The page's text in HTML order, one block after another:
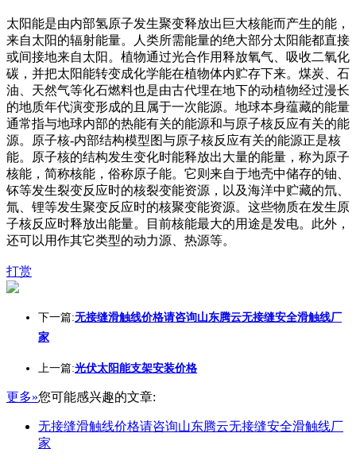
太阳能是由内部氢原子发生聚变释放出巨大核能而产生的能，
来自太阳的辐射能量。人类所需能量的绝大部分太阳能都直接
或间接地来自太阳。植物通过光合作用释放氧气、吸收二氧化
碳，并把太阳能转变成化学能在植物体内贮存下来。煤炭、石
油、天然气等化石燃料也是由古代埋在地下的动植物经过漫长
的地质年代演变形成的且属于一次能源。地球本身蕴藏的能量
通常指与地球内部的热能有关的能源和与原子核反应有关的能
源。原子核-内部结构模型图与原子核反应有关的能源正是核
能。原子核的结构发生变化时能释放出大量的能量，称为原子
核能，简称核能，俗称原子能。它则来自于地壳中储存的铀、
钚等发生裂变反应时的核裂变能资源，以及海洋中贮藏的氘、
氚、锂等发生聚变反应时的核聚变能资源。这些物质在发生原
子核反应时释放出能量。目前核能最大的用途是发电。此外，
还可以用作其它类型的动力源、热源等。
打赏
下一篇:无接缝滑触线价格请咨询山东腾云无接缝安全滑触线厂
家
上一篇:光伏太阳能支架安装价格
更多»您可能感兴趣的文章:
无接缝滑触线价格请咨询山东腾云无接缝安全滑触线厂
家